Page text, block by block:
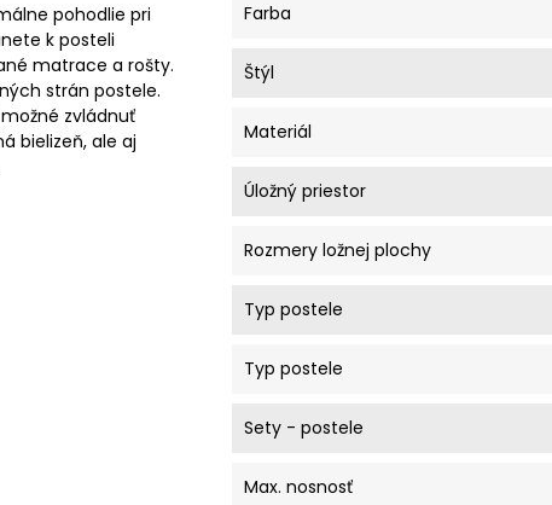
pohodlie pri
k posteli
matrace a rošty.
strán postele.
zvládnuť
bielizeň, ale aj
Farba
Štýl
Materiál
Úložný priestor
Rozmery ložnej plochy
Typ postele
Typ postele
Sety - postele
Max. nosnosť